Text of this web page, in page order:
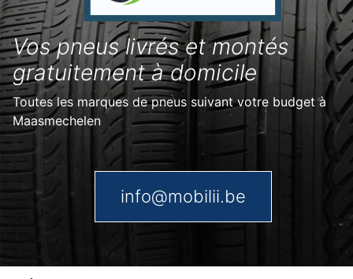
Vos pneus livrés et montés
gratuitement à domicile
Toutes les marques de pneus suivant votre budget à
Maasmechelen
info@mobilii.be